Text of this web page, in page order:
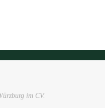
im CV.